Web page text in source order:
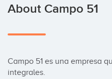
About Campo 51
Campo 51 es una empresa
integrales.